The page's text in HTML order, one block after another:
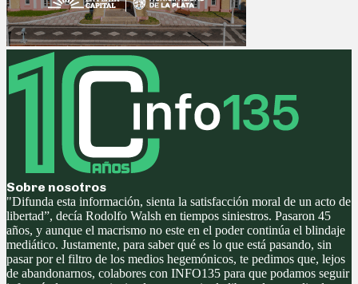
Sobre nosotros
"Difunda esta información, sienta la satisfacción moral de un acto de
libertad”, decía Rodolfo Walsh en tiempos siniestros. Pasaron 45
años, y aunque el macrismo no este en el poder continúa el blindaje
mediático. Justamente, para saber qué es lo que está pasando, sin
pasar por el filtro de los medios hegemónicos, te pedimos que, lejos
de abandonarnos, colabores con INFO135 para que podamos seguir